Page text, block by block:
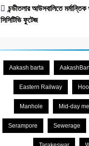
চন্ডীতলার আউসবালিতে
সিসিটিভি ফুটেজ
Aakash barta
Eastern Railway
Manhole Mid-day
Serampore Sewerage